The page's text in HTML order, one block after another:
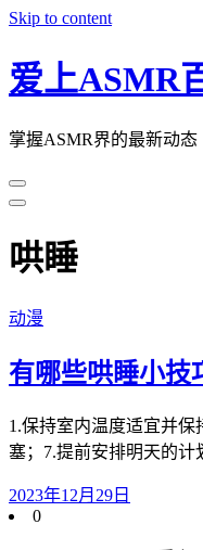
Skip to content
爱上ASMR
掌握ASMR界的最新动态
哄睡
动漫
有哪些哄睡小技
1.保持室内温度适宜并
塞；7.提前安排明天的计
2023年12月29日
0